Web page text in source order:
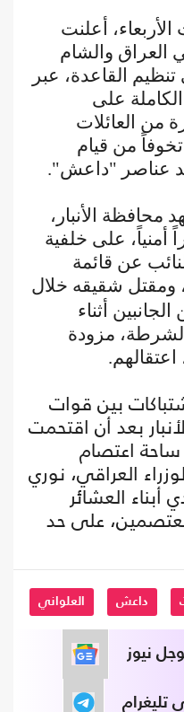
أعلنت
العراق والشام
القاعدة، عبر
على
من العائلات
من قيام
ضد عناصر "داعش".
الأنبار،
أمنياً، على خلفية
عن قائمة
ومقتل شقيقه خلال
أثناء
مزودة
بين قوات
بعد أن اقتحمت
اعتصام
العراقي، نوري
العشائر
على حد
داعش العلواني
نيوز
تليغرام